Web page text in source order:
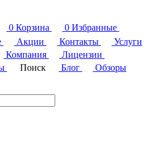
0 Корзина 0 Избранные
Акции Контакты
Услуги
Компания
Лицензии
Поиск Блог
Обзоры